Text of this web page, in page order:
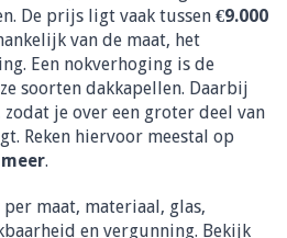
De prijs ligt vaak tussen €9.000
van de maat, het
Een nokverhoging is de
soorten dakkapellen. Daarbij
je over een groter deel van
Reken hiervoor meestal op
.
maat, materiaal, glas,
en vergunning. Bekijk